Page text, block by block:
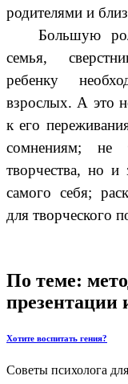
родителями и
Большую
семья,
ребенку
взрослых. А это
к его
сомнениям; не
творчества, но и
самого себя;
для творческого
По теме:
презентации
Хотите воспитать гения?
Советы психолога